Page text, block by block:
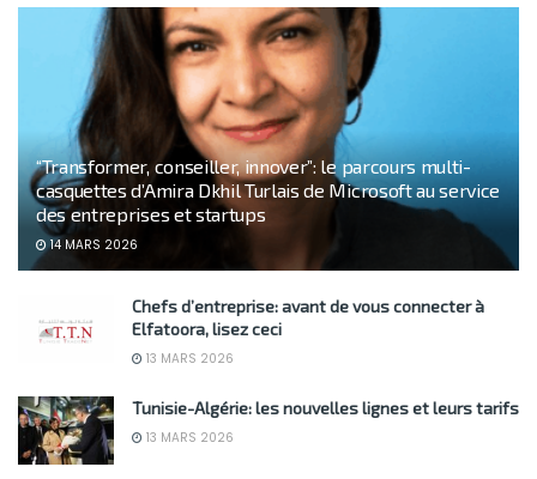
“Transformer, conseiller, innover”: le parcours multi-
casquettes d’Amira Dkhil Turlais de Microsoft au service
des entreprises et startups
14 MARS 2026
Chefs d’entreprise: avant de vous connecter à
Elfatoora, lisez ceci
13 MARS 2026
Tunisie-Algérie: les nouvelles lignes et leurs tarifs
13 MARS 2026